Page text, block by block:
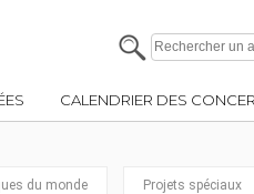
CALENDRIER DES
du monde Projets spéciaux